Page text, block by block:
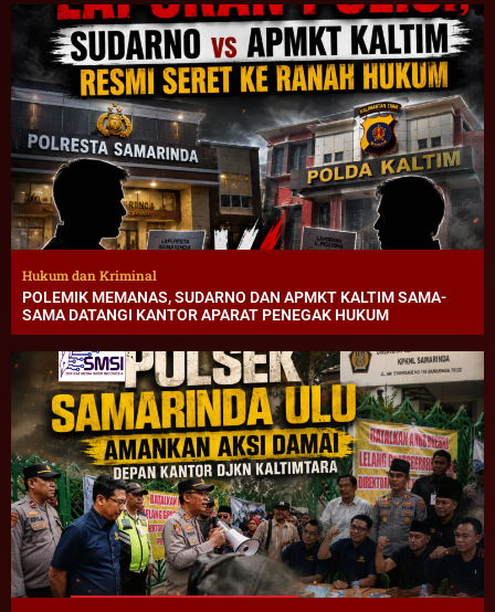
Hukum dan Kriminal
POLEMIK MEMANAS, SUDARNO DAN APMKT KALTIM SAMA-
SAMA DATANGI KANTOR APARAT PENEGAK HUKUM